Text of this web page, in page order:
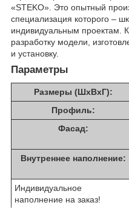
«STEKO». Это опытный
специализация которого –
индивидуальным проектам.
разработку модели,
и установку.
Параметры
Размеры (ШхВхГ):
Профиль:
Фасад:
Внутреннее наполнение:
Индивидуальное
наполнение на заказ!